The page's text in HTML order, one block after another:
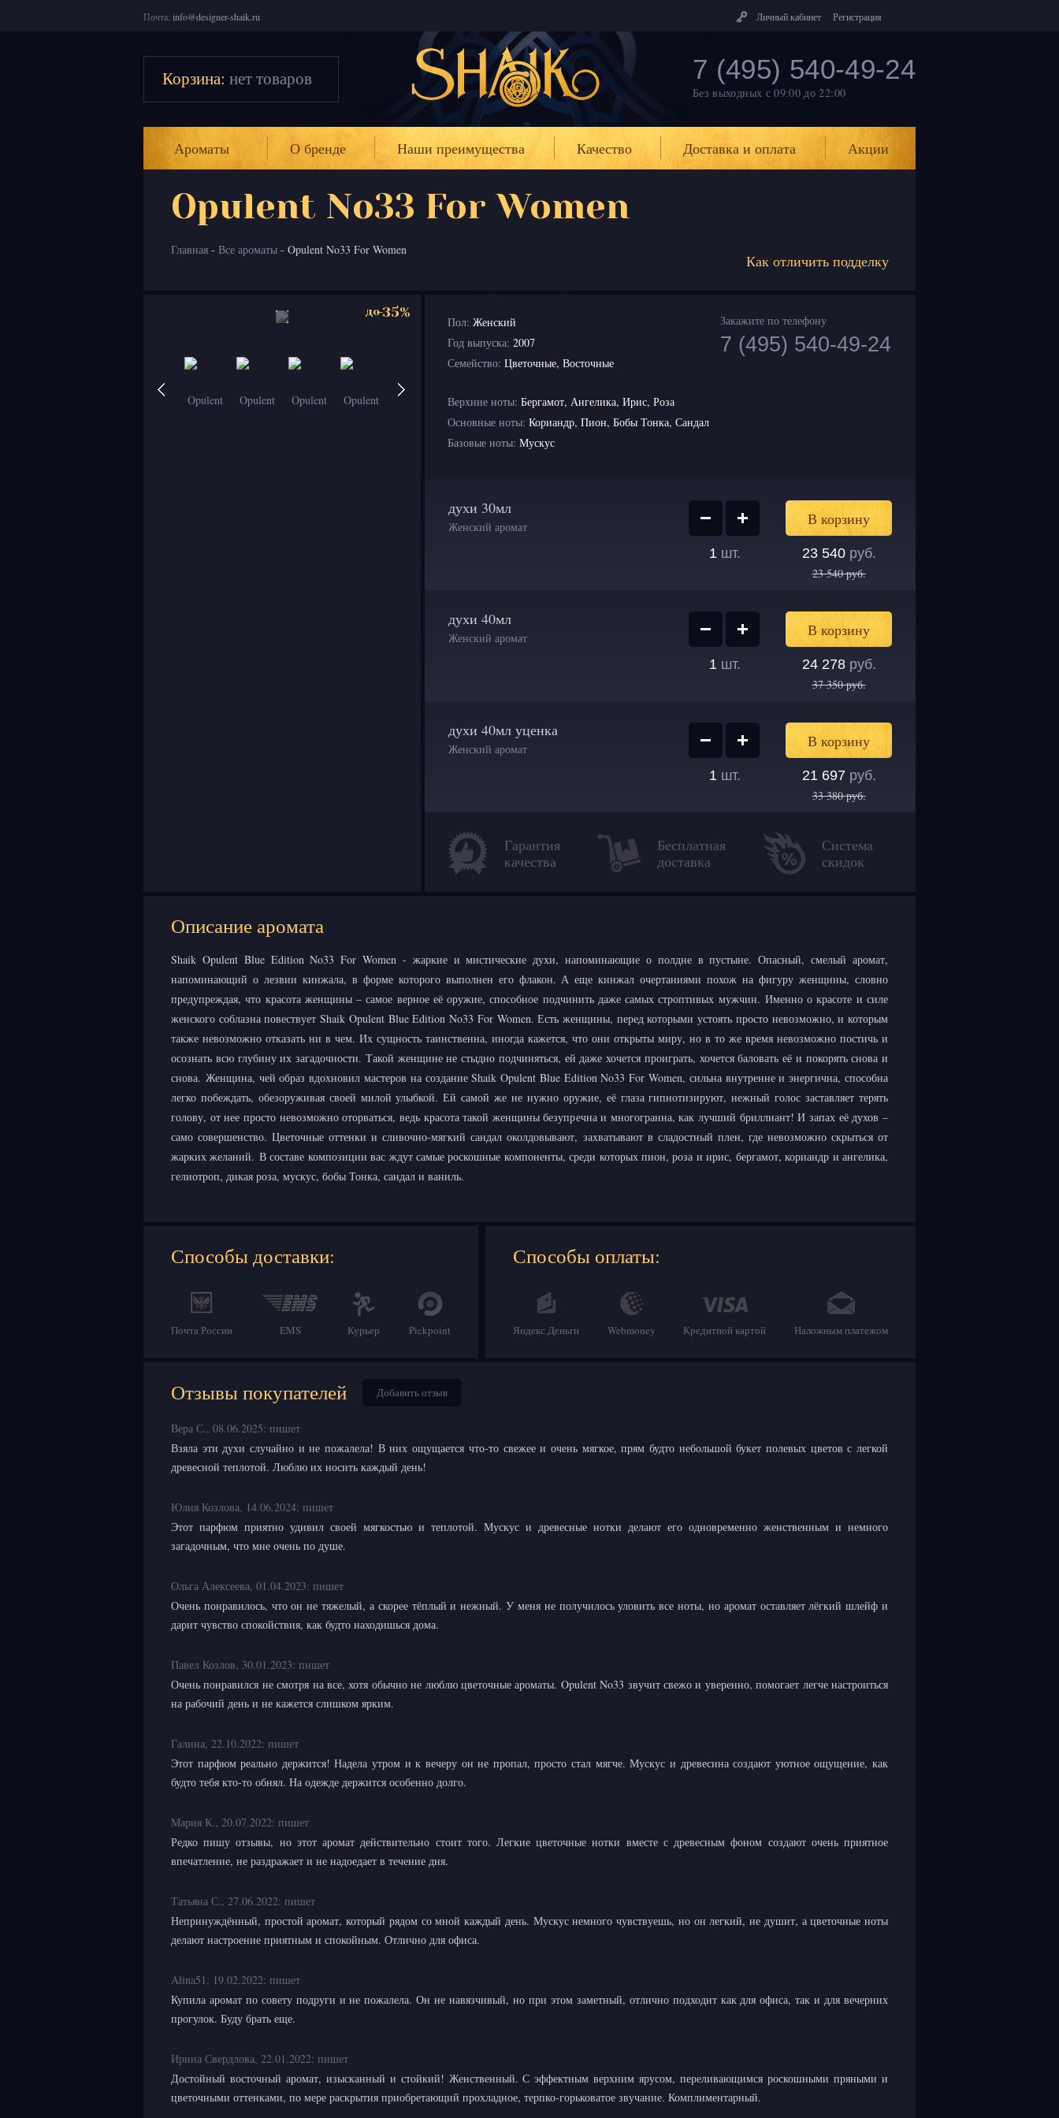
Почта: info@designer-shaik.ru Личный кабинет Регистрация
Корзина: нет товаров 7 (495) 540-49-24
Без выходных с 09:00 до 22:00
Ароматы О бренде Наши преимущества Качество Доставка и оплата Акции
Opulent No33 For Women
Как отличить подделку
Главная - Все ароматы - Opulent No33 For Women
до-35%
Закажите по телефону
7 (495) 540-49-24
Пол: Женский
Год выпуска: 2007
Семейство: Цветочные, Восточные
Верхние ноты: Бергамот, Ангелика, Ирис, Роза
Основные ноты: Кориандр, Пион, Бобы Тонка, Сандал
Базовые ноты: Мускус
духи 30мл
Женский аромат
1шт. 23 540 руб.
23 540руб.
духи 40мл
Женский аромат
1шт. 24 278 руб.
37 350руб.
духи 40мл уценка
Женский аромат
1шт. 21 697 руб.
33 380руб.
Гарантия
качества
Бесплатная
доставка
Система
скидок
Описание аромата
Shaik Opulent Blue Edition No33 For Women - жаркие и мистические духи, напоминающие о полдне в пустыне. Опасный, смелый аромат,
напоминающий о лезвии кинжала, в форме которого выполнен его флакон. А еще кинжал очертаниями похож на фигуру женщины, словно
предупреждая, что красота женщины – самое верное её оружие, способное подчинить даже самых строптивых мужчин. Именно о красоте и силе
женского соблазна повествует Shaik Opulent Blue Edition No33 For Women. Есть женщины, перед которыми устоять просто невозможно, и которым
также невозможно отказать ни в чем. Их сущность таинственна, иногда кажется, что они открыты миру, но в то же время невозможно постичь и
осознать всю глубину их загадочности. Такой женщине не стыдно подчиняться, ей даже хочется проиграть, хочется баловать её и покорять снова и
снова. Женщина, чей образ вдохновил мастеров на создание Shaik Opulent Blue Edition No33 For Women, сильна внутренне и энергична, способна
легко побеждать, обезоруживая своей милой улыбкой. Ей самой же не нужно оружие, её глаза гипнотизируют, нежный голос заставляет терять
голову, от нее просто невозможно оторваться, ведь красота такой женщины безупречна и многогранна, как лучший бриллиант! И запах её духов –
само совершенство. Цветочные оттенки и сливочно-мягкий сандал околдовывают, захватывают в сладостный плен, где невозможно скрыться от
жарких желаний. В составе композиции вас ждут самые роскошные компоненты, среди которых пион, роза и ирис, бергамот, кориандр и ангелика,
гелиотроп, дикая роза, мускус, бобы Тонка, сандал и ваниль.
Способы доставки:
Почта России EMS Курьер Pickpoint
Способы оплаты:
Яндекс Деньги Webmoney Кредитной картой Наложным платежом
Отзывы покупателей Добавить отзыв
Вера С., 08.06.2025: пишет
Взяла эти духи случайно и не пожалела! В них ощущается что-то свежее и очень мягкое, прям будто небольшой букет полевых цветов с легкой
древесной теплотой. Люблю их носить каждый день!
Юлия Козлова, 14.06.2024: пишет
Этот парфюм приятно удивил своей мягкостью и теплотой. Мускус и древесные нотки делают его одновременно женственным и немного
загадочным, что мне очень по душе.
Ольга Алексеева, 01.04.2023: пишет
Очень понравилось, что он не тяжелый, а скорее тёплый и нежный. У меня не получилось уловить все ноты, но аромат оставляет лёгкий шлейф и
дарит чувство спокойствия, как будто находишься дома.
Павел Козлов, 30.01.2023: пишет
Очень понравился не смотря на все, хотя обычно не люблю цветочные ароматы. Opulent No33 звучит свежо и уверенно, помогает легче настроиться
на рабочий день и не кажется слишком ярким.
Галина, 22.10.2022: пишет
Этот парфюм реально держится! Надела утром и к вечеру он не пропал, просто стал мягче. Мускус и древесина создают уютное ощущение, как
будто тебя кто-то обнял. На одежде держится особенно долго.
Мария К., 20.07.2022: пишет
Редко пишу отзывы, но этот аромат действительно стоит того. Легкие цветочные нотки вместе с древесным фоном создают очень приятное
впечатление, не раздражает и не надоедает в течение дня.
Татьяна С., 27.06.2022: пишет
Непринуждённый, простой аромат, который рядом со мной каждый день. Мускус немного чувствуешь, но он легкий, не душит, а цветочные ноты
делают настроение приятным и спокойным. Отлично для офиса.
Alina51, 19.02.2022: пишет
Купила аромат по совету подруги и не пожалела. Он не навязчивый, но при этом заметный, отлично подходит как для офиса, так и для вечерних
прогулок. Буду брать еще.
Ирина Свердлова, 22.01.2022: пишет
Достойный восточный аромат, изысканный и стойкий! Женственный. С эффектным верхним ярусом, переливающимся роскошными пряными и
цветочными оттенками, по мере раскрытия приобретающий прохладное, терпко-горьковатое звучание. Комплиментарный.